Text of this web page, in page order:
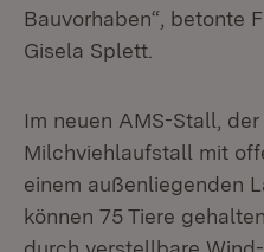
Bauvorhaben“, betonte
Gisela Splett.
Im neuen AMS-Stall,
Milchviehlaufstall mit
einem außenliegenden
können 75 Tiere